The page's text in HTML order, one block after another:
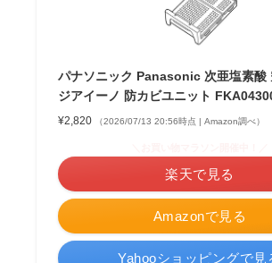
パナソニック Panasonic 次亜塩素酸
ジアイーノ 防カビユニット
¥2,820 （2026/07/13 20:56時点 | Amazon調べ）
Amazonで見る
楽天で見る
Yahooショッピングで見